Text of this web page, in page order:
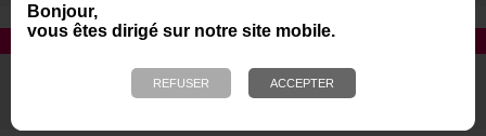
Bonjour,
vous êtes dirigé sur notre site mobile.
TAPIS ROULANT
Avec DOG RUNNER et Dog Pacer
Le n°1 des ventes aux USA
Morin, distributeur exclusif en France